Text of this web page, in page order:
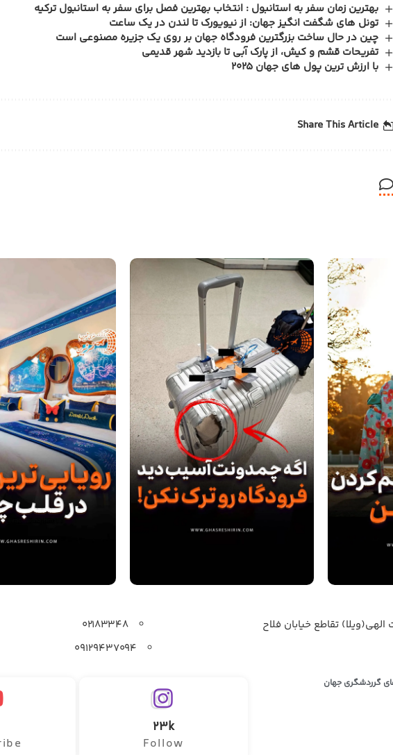
بهترین زمان سفر به استانبول : انتخاب بهترین فصل برای سفر به استانبول ترکیه
تونل‌ های شگفت‌ انگیز جهان: از نیویورک تا لندن در یک ساعت
چین در حال ساخت بزرگترین فرودگاه جهان بر روی یک جزیره مصنوعی است
تفریحات قشم و کیش، از پارک آبی تا بازدید شهر قدیمی
با ارزش ترین پول های جهان ۲۰۲۵
Share This Article
الهی(ویلا) تقاطع خیابان فلاح
۰۲۱۸۳۳۴۸
۰۹۱۲۹۴۳۷۰۹۴
گرردشگری جهان
23k
Follow